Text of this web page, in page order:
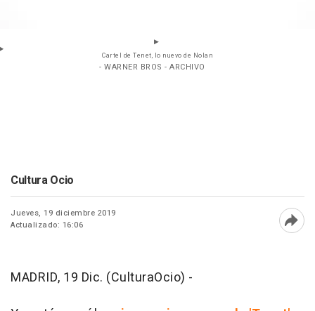
Cartel de Tenet, lo nuevo de Nolan
- WARNER BROS - ARCHIVO
Cultura Ocio
Jueves, 19 diciembre 2019
Actualizado: 16:06
MADRID, 19 Dic. (CulturaOcio) -